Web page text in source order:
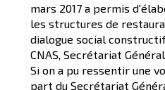
mars 2017 a permis
les structures de
dialogue social
CNAS, Secrétariat
Si on a pu ressentir une
part du Secrétariat